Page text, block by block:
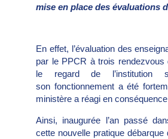
mise en place des évaluations
En effet, l’évaluation des
par le PPCR à trois rendezvous
le regard de l’institution
son fonctionnement a été
ministère a réagi en
Ainsi, inaugurée l’an passé
cette nouvelle pratique débarque